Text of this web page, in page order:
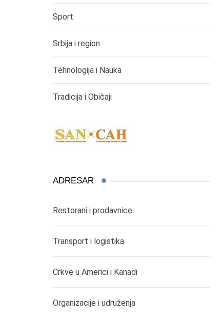
Sport
Srbija i region
Tehnologija i Nauka
Tradicija i Običaji
ADRESAR
Restorani i prodavnice
Transport i logistika
Crkve u Americi i Kanadi
Organizacije i udruženja